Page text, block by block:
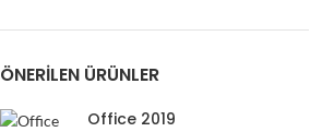
ÖNERILEN ÜRÜNLER
Office 2019